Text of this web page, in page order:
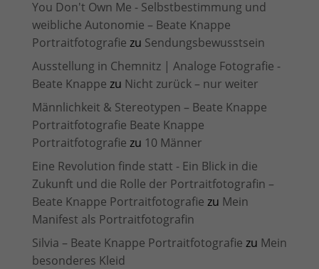
You Don't Own Me - Selbstbestimmung und
weibliche Autonomie – Beate Knappe
Portraitfotografie zu Sendungsbewusstsein
Ausstellung in Chemnitz | Analoge Fotografie -
Beate Knappe zu Nicht zurück – nur weiter
Männlichkeit & Stereotypen – Beate Knappe
Portraitfotografie Beate Knappe
Portraitfotografie zu 10 Männer
Eine Revolution finde statt - Ein Blick in die
Zukunft und die Rolle der Portraitfotografin –
Beate Knappe Portraitfotografie zu Mein
Manifest als Portraitfotografin
Silvia – Beate Knappe Portraitfotografie zu Mein
besonderes Kleid